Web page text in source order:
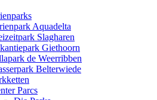
Aquadelta
Slagharen
Giethoorn
de Weerribben
Belterwiede
Parcs